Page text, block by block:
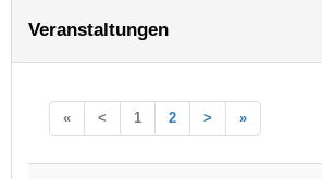
Veranstaltungen
« < 1 2 > »